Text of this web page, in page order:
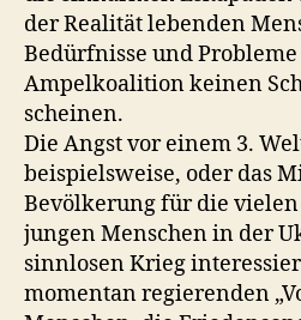
der Realität lebenden
Bedürfnisse und
Ampelkoalition keinen
scheinen.
Die Angst vor einem 3.
beispielsweise, oder das
Bevölkerung für die
jungen Menschen in der
sinnlosen Krieg
momentan regierenden